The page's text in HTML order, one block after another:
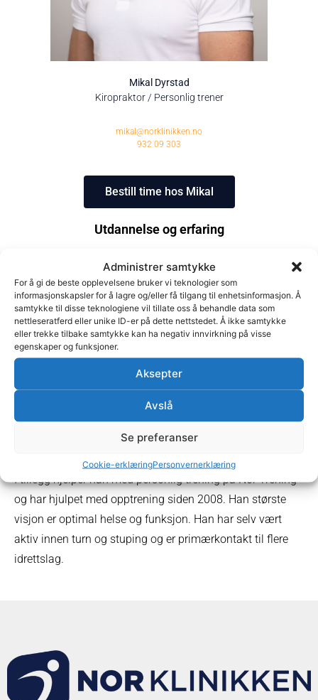
Administrer samtykke
For å gi de beste opplevelsene bruker vi teknologier som
informasjonskapsler for å lagre og/eller få tilgang til enhetsinformasjon. Å
samtykke til disse teknologiene vil tillate oss å behandle data som
nettleseratferd eller unike ID-er på dette nettstedet. Å ikke samtykke
eller trekke tilbake samtykke kan ha negativ innvirkning på visse
egenskaper og funksjoner.
Aksepter
Avslå
Se preferanser
Cookie-erklæringPersonvernerklæring
Utdannelse og erfaring
Mikal er styreleder og har en 5-årig kiropraktorutdannelse
bak seg fra Australia. Han har også tatt et årsstudium i
medisin grunnfag samt utdannet personlig trener. Han
besitter bred erfaring innen akutte og kroniske nakke- og
ryggplager, med eller uten stråling.
Mikal spesialiserer seg innen idretts- og
overbelastningsskader. Han ser mest skulder og
ankelproblematikk, men også hofte, kne og kjeveplager.
I tillegg hjelper han med personlig trening på Nor Trening
og har hjulpet med opptrening siden 2008. Han største
visjon er optimal helse og funksjon. Han har selv vært
aktiv innen turn og stuping og er primærkontakt til flere
idrettslag.
Mikal Dyrstad
Kiropraktor / Personlig trener
mikal@norklinikken.no
932 09 303
Bestill time hos Mikal